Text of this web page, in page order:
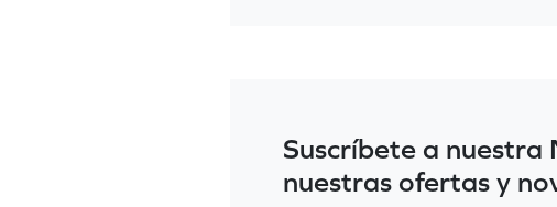
Suscríbete a nuestra
nuestras ofertas y